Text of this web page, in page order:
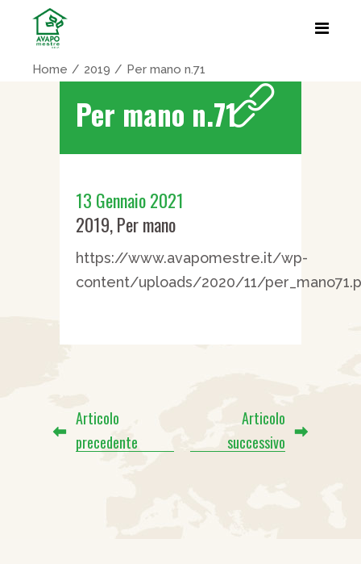
Home 2019 Per mano n.71
Per mano n.71
13 Gennaio 2021
2019,Per mano
https://www.avapomestre.it/wp-
content/uploads/2020/11/
Articolo
precedente
Articolo
successivo